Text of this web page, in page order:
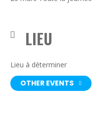
LIEU
Lieu à déterminer
OTHER EVENTS